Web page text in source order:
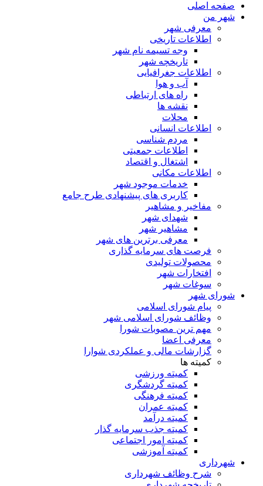
صفحه اصلی
شهر من
معرفی شهر
اطلاعات تاریخی
وجه تسیمه نام شهر
تاریخچه شهر
اطلاعات جغرافیایی
آب و هوا
راه های ارتباطی
نقشه ها
محلات
اطلاعات انسانی
مردم شناسی
اطلاعات جمعیتی
اشتغال و اقتصاد
اطلاعات مکانی
خدمات موجود شهر
کاربری های پیشنهادی طرح جامع
مفاخیر و مشاهیر
شهدای شهر
مشاهیر شهر
معرفی برترین های شهر
فرصت های سرمایه گذاری
محصولات تولیدی
افتخارات شهر
سوغات شهر
شورای شهر
پیام شورای اسلامی
وظائف شورای اسلامی شهر
مهم ترین مصوبات شورا
معرفی اعضا
گزارشات مالی و عملکردی شوارا
کمیته ها
کمیته ورزشی
کمیته گردشگری
کمیته فرهنگی
کمیته عمران
کمیته درآمد
کمیته جذب سرمایه گذار
کمیته امور اجتماعی
کمیته آموزشی
شهرداری
شرح وظائف شهرداری